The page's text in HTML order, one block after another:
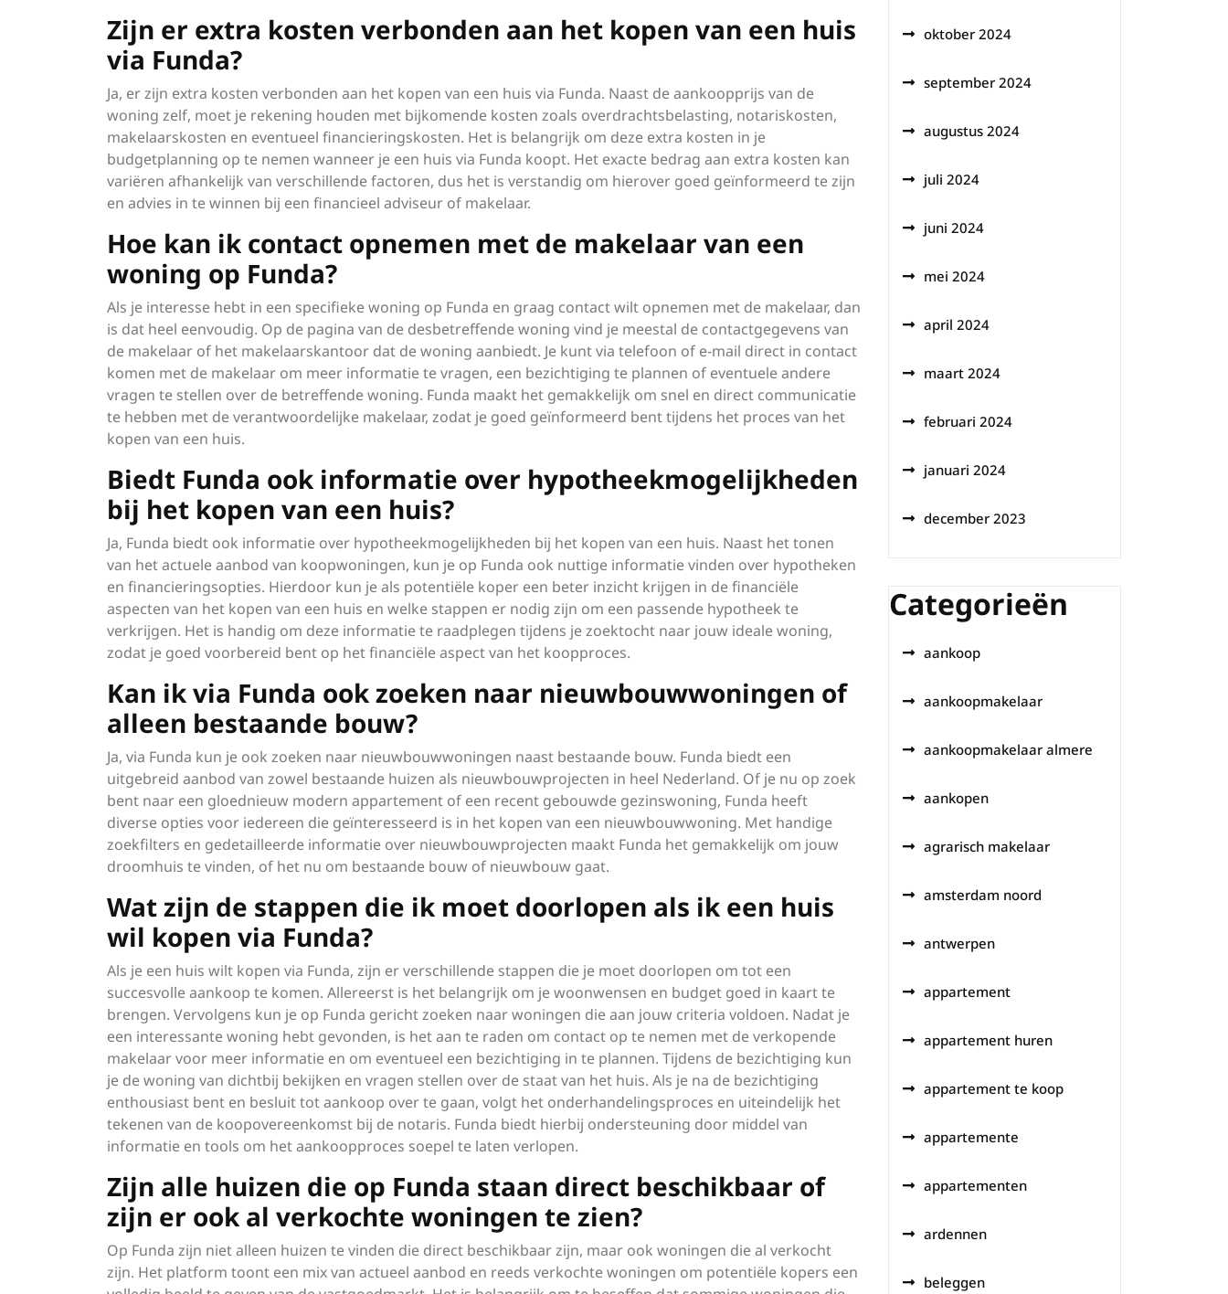
Zijn er extra kosten verbonden aan het kopen van een huis
via Funda?
Ja, er zijn extra kosten verbonden aan het kopen van een huis via Funda. Naast de aankoopprijs van de
woning zelf, moet je rekening houden met bijkomende kosten zoals overdrachtsbelasting, notariskosten,
makelaarskosten en eventueel financieringskosten. Het is belangrijk om deze extra kosten in je
budgetplanning op te nemen wanneer je een huis via Funda koopt. Het exacte bedrag aan extra kosten kan
variëren afhankelijk van verschillende factoren, dus het is verstandig om hierover goed geïnformeerd te zijn
en advies in te winnen bij een financieel adviseur of makelaar.
Hoe kan ik contact opnemen met de makelaar van een
woning op Funda?
Als je interesse hebt in een specifieke woning op Funda en graag contact wilt opnemen met de makelaar, dan
is dat heel eenvoudig. Op de pagina van de desbetreffende woning vind je meestal de contactgegevens van
de makelaar of het makelaarskantoor dat de woning aanbiedt. Je kunt via telefoon of e-mail direct in contact
komen met de makelaar om meer informatie te vragen, een bezichtiging te plannen of eventuele andere
vragen te stellen over de betreffende woning. Funda maakt het gemakkelijk om snel en direct communicatie
te hebben met de verantwoordelijke makelaar, zodat je goed geïnformeerd bent tijdens het proces van het
kopen van een huis.
Biedt Funda ook informatie over hypotheekmogelijkheden
bij het kopen van een huis?
Ja, Funda biedt ook informatie over hypotheekmogelijkheden bij het kopen van een huis. Naast het tonen
van het actuele aanbod van koopwoningen, kun je op Funda ook nuttige informatie vinden over hypotheken
en financieringsopties. Hierdoor kun je als potentiële koper een beter inzicht krijgen in de financiële
aspecten van het kopen van een huis en welke stappen er nodig zijn om een passende hypotheek te
verkrijgen. Het is handig om deze informatie te raadplegen tijdens je zoektocht naar jouw ideale woning,
zodat je goed voorbereid bent op het financiële aspect van het koopproces.
Kan ik via Funda ook zoeken naar nieuwbouwwoningen of
alleen bestaande bouw?
Ja, via Funda kun je ook zoeken naar nieuwbouwwoningen naast bestaande bouw. Funda biedt een
uitgebreid aanbod van zowel bestaande huizen als nieuwbouwprojecten in heel Nederland. Of je nu op zoek
bent naar een gloednieuw modern appartement of een recent gebouwde gezinswoning, Funda heeft
diverse opties voor iedereen die geïnteresseerd is in het kopen van een nieuwbouwwoning. Met handige
zoekfilters en gedetailleerde informatie over nieuwbouwprojecten maakt Funda het gemakkelijk om jouw
droomhuis te vinden, of het nu om bestaande bouw of nieuwbouw gaat.
Wat zijn de stappen die ik moet doorlopen als ik een huis
wil kopen via Funda?
Als je een huis wilt kopen via Funda, zijn er verschillende stappen die je moet doorlopen om tot een
succesvolle aankoop te komen. Allereerst is het belangrijk om je woonwensen en budget goed in kaart te
brengen. Vervolgens kun je op Funda gericht zoeken naar woningen die aan jouw criteria voldoen. Nadat je
een interessante woning hebt gevonden, is het aan te raden om contact op te nemen met de verkopende
makelaar voor meer informatie en om eventueel een bezichtiging in te plannen. Tijdens de bezichtiging kun
je de woning van dichtbij bekijken en vragen stellen over de staat van het huis. Als je na de bezichtiging
enthousiast bent en besluit tot aankoop over te gaan, volgt het onderhandelingsproces en uiteindelijk het
tekenen van de koopovereenkomst bij de notaris. Funda biedt hierbij ondersteuning door middel van
informatie en tools om het aankoopproces soepel te laten verlopen.
Zijn alle huizen die op Funda staan direct beschikbaar of
zijn er ook al verkochte woningen te zien?
Op Funda zijn niet alleen huizen te vinden die direct beschikbaar zijn, maar ook woningen die al verkocht
zijn. Het platform toont een mix van actueel aanbod en reeds verkochte woningen om potentiële kopers een
oktober 2024
september 2024
augustus 2024
juli 2024
juni 2024
mei 2024
april 2024
maart 2024
februari 2024
januari 2024
december 2023
Categorieën
aankoop
aankoopmakelaar
aankoopmakelaar almere
aankopen
agrarisch makelaar
amsterdam noord
antwerpen
appartement
appartement huren
appartement te koop
appartemente
appartementen
ardennen
beleggen